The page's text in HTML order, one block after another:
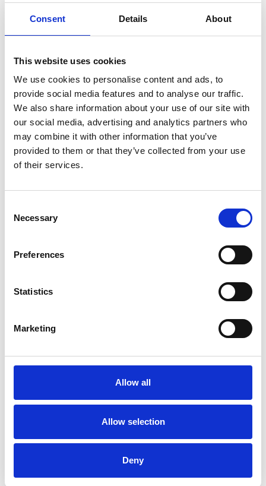
Consent Details About
This website uses cookies
We use cookies to personalise content and ads, to
provide social media features and to analyse our traffic.
We also share information about your use of our site with
our social media, advertising and analytics partners who
may combine it with other information that you’ve
provided to them or that they’ve collected from your use
of their services.
Selection
Necessary
Preferences
Statistics
Marketing
Allow all
Allow selection
Deny
costruzione di nuove abitazioni
Repubblica Ceca
La Škoda avvia la produzione del suo SUV Peaq